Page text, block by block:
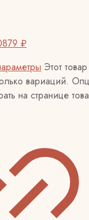
₽
Этот товар
вариаций.
на странице